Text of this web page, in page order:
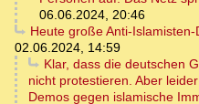
06.06.2024, 20:46
Heute große Anti-Islamisten-
02.06.2024, 14:59
Klar, dass die deutschen
nicht protestieren. Aber
Demos gegen islamische